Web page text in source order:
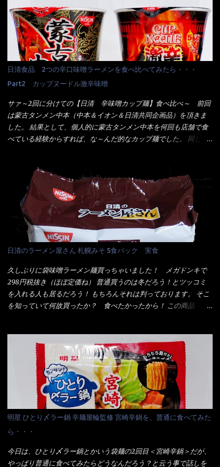
いた）が料理に必ず付いてきたものです。 でも流石にファミレ
スでは・・・それは無いね！残念だ～ 今回はすかいらーくグルー
プで、タイ料理をどの様に再現して提供しているか？を見るだけ
だなぁ～ 因みにガパオ＝ホーリーバジルなのです。 肉は通常チ
キンが多く豚や牛もあります。 肉は挽肉みたいなミンチではな
く、粗挽きの肉になるんです。 それに現地バンコクでは、卵は固
焼きが本来です。 今回はほぼ全熟の目玉焼きで、これは日本風
オタイなのと比べれば薄め？ やっぱり調味料の【スパイスガール
ズ】が必要だナァ～ 笑 私は、ブリッキーヌの粉末をよく掛け辛
く...
ている訳で何故に敢えて本商品をリリースするの？ 確かに販売価
格は、緑のたぬきの実売は108円位で、ごつ盛り天ぷらそばは98円
でした。 殆ど変わらないじゃないか！？ そこで何が違うか・・・
メーカーHPから情報を得てみた。 ■原材料 比較（相手に含まれ
て居ない物質を赤色） ☆緑のたぬき 油揚げめん(小麦粉(国内製
造)、そば粉、植物油脂、植物性たん白、食塩、とろろ芋、卵白)、
かやく(小えびてんぷら、 かまぼこ )、添付調味料(砂糖、食塩、し
ょうゆ、魚介エキス、たん白加水分解物、香辛料、ねぎ、香味油
脂)／加工でん粉、調味料(アミノ酸等)、炭酸カルシウム、カラメ
ル色素、リン酸塩(Na)、増粘多糖類、レシチン、酸化防止剤(ビタ
ミンE)、クチナシ色素、ベニコウジ色素、香料、ビタミンB2、ビ
タミンB1、香辛料抽出物、 カロチン色素 、(一部にえび・小麦・
油脂、植物性たん白、食塩、とろろ芋、卵白)、かやく(小えびてん
ぷら)、添付調味料(砂糖、食塩、しょうゆ、魚介エキス、たん白加
水分解物、ねぎ、香辛料、 植物油 、香味油脂)／加工でん粉、調味
料(アミノ酸等)、炭酸カルシウム、カラメル色素、リン酸塩
(Na)、増粘多糖類、レシチン、酸化防止剤(ビタミンE)、クチナシ
色素、香料、ベニコウジ色素、ビタミンB2、ビタミンB1、香辛料
抽出物、(一部にえび・小麦・そば・卵・ さば ・大豆・豚肉・やま
いも・ゼラチンを含む) 材料から見れば、緑のたぬきの方が蒲鉾が
入っている！ あの半円形のヤツね！ それとカロチン色素・・・
さば！？ さばって鯖か？？ サバ読んでないか？？ ■カロリー
比較 緑のたぬき ...
日清食品 2つの辛口味噌ラーメンを食べ比べてみたら・・・
Part2 カップヌードル激辛味噌
サァ～2回に分けての【日清 辛味噌カップ麺】食べ比べ～ 前回
は蒙古タンメン中本（中本＆イオン＆日清共同企画品）を頂きま
した。 結果として、個人的に蒙古タンメン中本を何回も店舗で食
べている経験からすれば、な～んだ的なカップ麺でした。 同じ日
いつきました。 見た目は、炎のシルエットが辛さを醸し出してい
る・・・ でもパッケージに惑わされてはいけない！！ 私はペ
ヤングの【獄激辛焼きそば】を完食した漢だ。 その後の獄激辛カ
レーもな！ 今回、カップヌードル激辛味噌はカップに敢えて辛
さレベルが記載されている。 それはレベル5！ 日清としては最上
位の辛さと云っている訳だ。 昨年モデルも食べてはいるけど、1年
も経つと記憶の彼方に・・・いや歳だから記憶力が、どうのこう
のではない。 記憶に残るだけのインパクトに欠けている商品と
云う事（当時） 開封すると・・・ 小袋なんてありゃしない！ カ
ップヌードルは基本蓋開けて、熱湯を注ぐだけで出来る！それが
デビュー時からの最大のポイント。 だから粉末スープの具も全
部カップの中でカオス状態。 これ特に縦型Bigカップだと、スー
りました～ 熱湯によりカップ内に対流が起こり、表層が泡立っ
ている～ 隣に用意したのが、ホワイトカップ丼型です。 こちら
へ内容物を全て移すのと同時に、スープも満遍なく全体に行き渡
させる。 箸で麺から移動させ、具とスープは最後に移すとこうな
りました。 良い感じではないか！ やはり一部粉末スープが縦型
カップの壁面に残っていたので、ぜーんぶ箸等で落としてホワイ
トカップへ。 まずは麺を見ると、カップヌードルとしては太く平
打ちで縮れてます。 ■蒙古タンメン中本の麺 蒙古タンメンの方
は、やはり太く平打ちですが麺の厚みがあるような・・・ 食感
は、どちらも柔らかいと感じは同じ。 湯に戻りやすい特性が強
いのね。 箸で持ち上げた状態は・・・ ■カップヌードル激辛味噌 ■
日清のラーメン屋さん 札幌みそ 5食パック 実食
久しぶりに袋味噌ラーメン麺買っちゃいました！ メガドンキで
298円税抜き（ほぼ定価ね） 普通買うのは冬だろう！とツッコミ
を入れる人も居るだろう！ もちろんそれは判っております。 そこ
を知っていて何故買ったか？ 食べたかったから！ この商品
てみないといけないじゃん！（知るのが遅い） リニューアル前の
は食べた事あるのよ！でもここ数年は、カップ麺の方が話題性も
品揃えも上じゃん！ だって話題性の無いのを食べても・・・しょ
うが無いじゃん！ 日本で話題性が無いのに、外国の人には尚更ね
ぇ～ 袋麺と云えば【サッポロ一番】と云われる程だが、10年位前
に革新的な袋麺が出た！ それは『マルちゃん正麺』と云われる商
品！！ 生麺感覚～と大御所俳優の役所広司を起用したCMで一躍
有名になりTOPに・・・その後ライバルとして日清から【ラ王】
がリリース！つまり今回の【日清のラーメン屋さん】は、袋麺と
しては廉価版のポジション・・・ 事実ラ王は、HPでは別扱い！
本品なんか出前一丁などと一緒くたの扱い。 袋麺はスープは粉末
明星 ひとり〆ラー鍋 辛麺屋輪監修 宮崎辛鍋を、普通に食べてみた
ら・・・
今日は、ひとり〆ラー鍋とかいう袋麺の2回目＜宮崎辛鍋＞だが、
やっぱり普通に食べてみたらどうなんだろう？と云う事で話しを